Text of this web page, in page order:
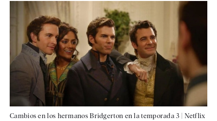
Cambios en los hermanos Bridgerton en la temporada 3 Netflix